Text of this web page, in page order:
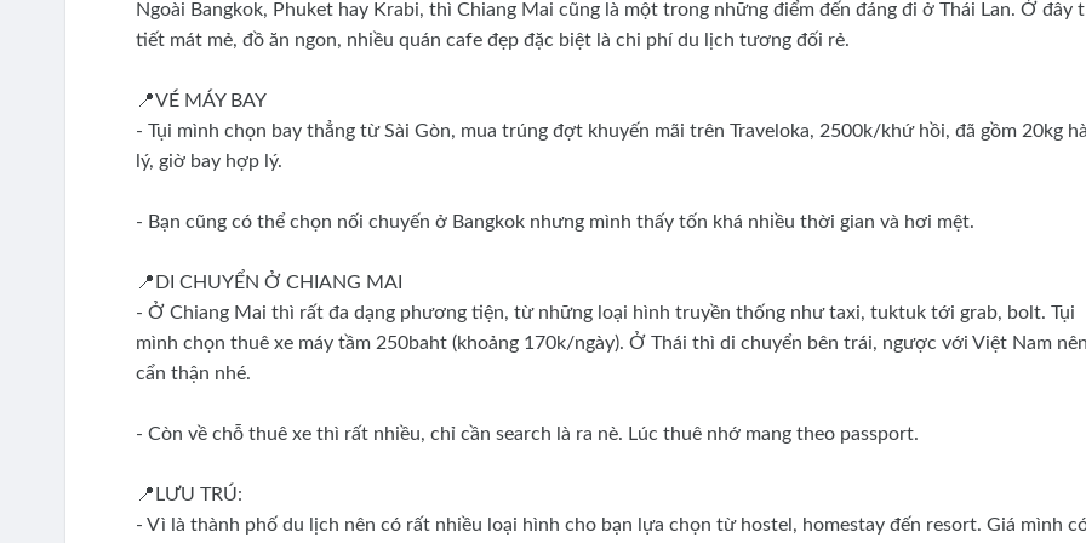
Ngoài Bangkok, Phuket hay Krabi, thì Chiang Mai cũng là một trong những điểm đến đáng đi ở Thái Lan. Ở đây
tiết mát mẻ, đồ ăn ngon, nhiều quán cafe đẹp đặc biệt là chi phí du lịch tương đối rẻ.
📍VÉ MÁY BAY
- Tụi mình chọn bay thẳng từ Sài Gòn, mua trúng đợt khuyến mãi trên Traveloka, 2500k/khứ hồi, đã gồm 20kg
lý, giờ bay hợp lý.
- Bạn cũng có thể chọn nối chuyến ở Bangkok nhưng mình thấy tốn khá nhiều thời gian và hơi mệt.
📍DI CHUYỂN Ở CHIANG MAI
- Ở Chiang Mai thì rất đa dạng phương tiện, từ những loại hình truyền thống như taxi, tuktuk tới grab, bolt. Tụi
mình chọn thuê xe máy tầm 250baht (khoảng 170k/ngày). Ở Thái thì di chuyển bên trái, ngược với Việt Nam nên
cẩn thận nhé.
- Còn về chỗ thuê xe thì rất nhiều, chỉ cần search là ra nè. Lúc thuê nhớ mang theo passport.
📍LƯU TRÚ:
- Vì là thành phố du lịch nên có rất nhiều loại hình cho bạn lựa chọn từ hostel, homestay đến resort. Giá mình